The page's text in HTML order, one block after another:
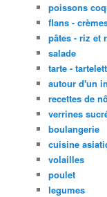
poissons
flans -
pâtes - riz et
salade
tarte -
autour d'un
recettes de
verrines
boulangerie
cuisine
volailles
poulet
legumes